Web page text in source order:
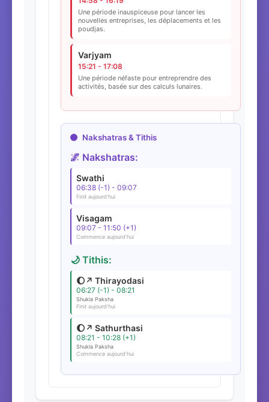
Une période inauspiceuse pour lancer les
nouvelles entreprises, les déplacements et les
poudjas.
Varjyam
15:21 - 17:08
Une période néfaste pour entreprendre des
activités, basée sur des calculs lunaires.
Nakshatras & Tithis
🌌 Nakshatras:
Swathi
06:38 (-1) - 09:07
Finit aujourd'hui
Visagam
09:07 - 11:50 (+1)
Commence aujourd'hui
🌙 Tithis:
🌔↗️ Thirayodasi
06:27 (-1) - 08:21
Shukla Paksha
Finit aujourd'hui
🌔↗️ Sathurthasi
08:21 - 10:28 (+1)
Shukla Paksha
Commence aujourd'hui